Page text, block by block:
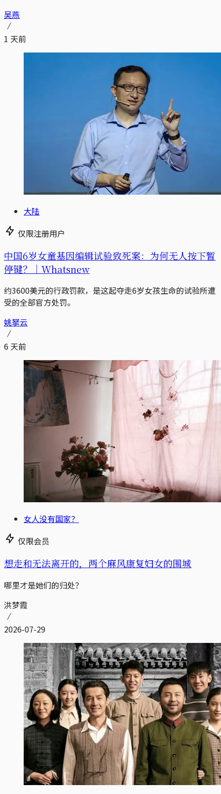
吴燕
1 天前
大陆
仅限注册用户
中国6岁女童基因编辑试验致死案：为何无人按下暂
停键？｜Whatsnew
约3600美元的行政罚款，是这起夺走6岁女孩生命的试验所遭
受的全部官方处罚。
姚拏云
6 天前
女人没有国家？
仅限会员
想走和无法离开的，两个麻风康复妇女的围城
哪里才是她们的归处？
洪梦霞
2026-07-29